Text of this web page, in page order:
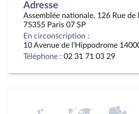
Adresse
Assemblée nationale, 126 Rue de
75355 Paris 07 SP
En circonscription :
10 Avenue de l'Hippodrome
Téléphone : 02 31 71 03 29